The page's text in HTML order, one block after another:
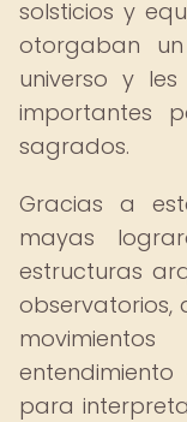
solsticios y
otorgaban
universo y
importantes
sagrados.
Gracias a
mayas
estructuras
observatorios,
para